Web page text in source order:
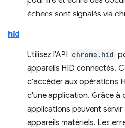
échecs sont signalés via
hid
Utilisez l'API chrome.hid
appareils HID connectés.
d'accéder aux opérations
d'une application. Grâce à
applications peuvent
appareils matériels. Les